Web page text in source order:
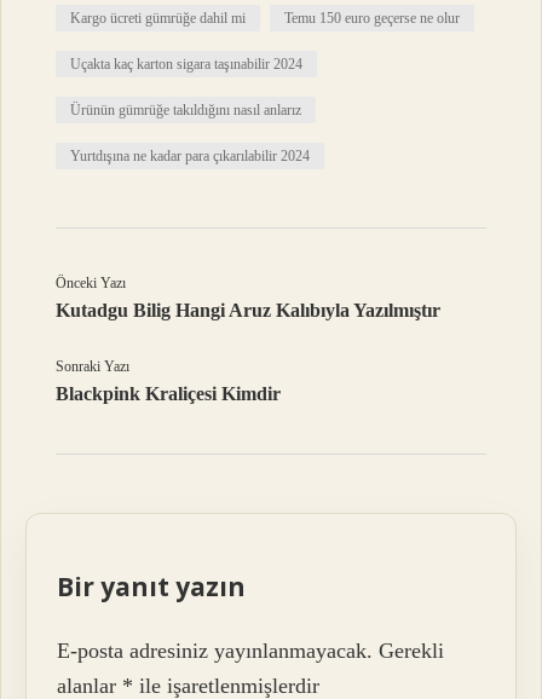
Kargo ücreti gümrüğe dahil mi Temu 150 euro geçerse ne olur
Uçakta kaç karton sigara taşınabilir 2024
Ürünün gümrüğe takıldığını nasıl anlarız
Yurtdışına ne kadar para çıkarılabilir 2024
Önceki Yazı
Kutadgu Bilig Hangi Aruz Kalıbıyla Yazılmıştır
Sonraki Yazı
Blackpink Kraliçesi Kimdir
Bir yanıt yazın
E-posta adresiniz yayınlanmayacak. Gerekli
alanlar * ile işaretlenmişlerdir